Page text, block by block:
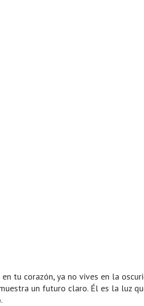
en tu corazón, ya no vives en la
un futuro claro. Él es la luz